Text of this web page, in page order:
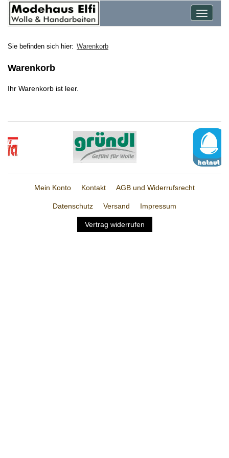
Toggle
Sie befinden sich hier: Warenkorb
Warenkorb
Ihr Warenkorb ist leer.
Mein Konto Kontakt AGB und Widerrufsrecht
Datenschutz Versand Impressum
Vertrag widerrufen